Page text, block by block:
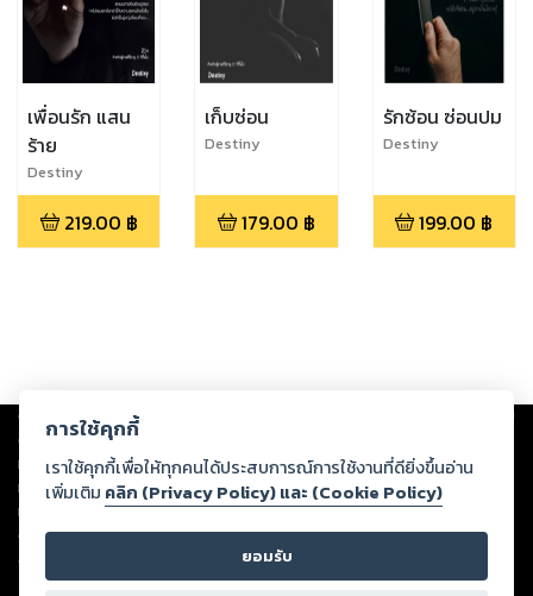
เพื่อนรัก แสน
ร้าย
Destiny
219.00 ฿
เก็บซ่อน
Destiny
179.00 ฿
รักซ้อน ซ่อนปม
Destiny
199.00 ฿
Copyright © 2026
ต่อผลงานหรือเนื้อหาใดที่อัปโหลดผ่านเว็บไซต์และปรากฏว่าละเมิดสิทธิใน
ทรัพย์สินทางปัญญาของบุคคลอื่นหรือขัดต่อกฎหมายและศีลธรรม ดังนั้น ผู้อ่าน
ทุกท่านโปรดใช้วิจารณญาณในการกลั่นกรองด้วยตนเอง และหากท่านพบว่าส่วน
หนึ่งส่วนใดขัดต่อกฎหมายและศีลธรรม กรุณาแจ้งมายังบริษัท เพื่อทีมงานจะได้
ดำเนินการในทันที ทั้งนี้ ทางสตอรี่ล็อกขอสงวนลิขสิทธิ์ตามพระราชบัญญัติ
ลิขสิทธิ์ พ.ศ. 2537 (ฉบับล่าสุด)
การใช้คุกกี้
เราใช้คุกกี้เพื่อให้ทุกคนได้ประสบการณ์การใช้งานที่ดียิ่งขึ้นอ่าน
เพิ่มเติม คลิก (Privacy Policy) และ (Cookie Policy)
ยอมรับ